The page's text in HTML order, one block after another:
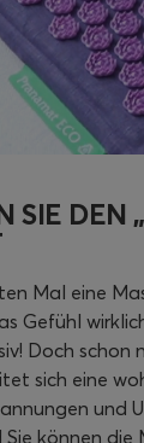
SIE DEN
Mal eine
Gefühl
Doch schon
sich eine
und
können die